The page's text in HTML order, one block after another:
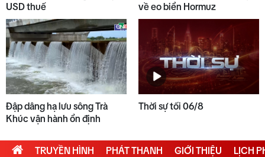
USD thuế
về eo biển Hormuz
Đập dâng hạ lưu sông Trà
Khúc vận hành ổn định
Thời sự tối 06/8
TRUYỀN HÌNH PHÁT THANH GIỚI THIỆU LỊCH